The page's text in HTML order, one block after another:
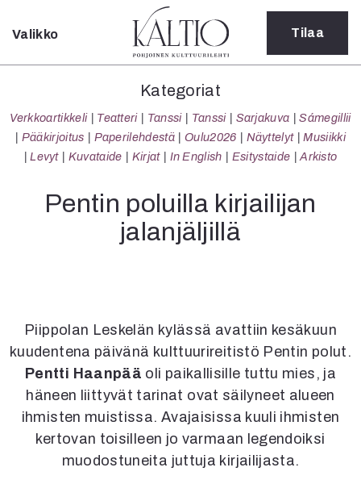
Sulje
Kategoriat
Verkkoartikkeli
Teatteri
Tanssi
Sarjakuva
Sámegillii
Pääkirjoitus
Levyt
Kuvataide
Kirjat
In English
Arkisto
Lehdet
Valikko Tilaa
Kategoriat
Verkkoartikkeli Teatteri Tanssi Tanssi Sarjakuva
Sámegillii
Pääkirjoitus
Paperilehdestä Oulu2026 Näyttelyt
Musiikki
Levyt
Kuvataide Kirjat In English Esitystaide Arkisto
Pentin poluilla kirjailijan
jalanjäljillä
Piippolan Leskelän kylässä avattiin kesäkuun
kuudentena päivänä kulttuurireitistö Pentin polut.
Pentti Haanpää oli paikallisille tuttu mies, ja
häneen liittyvät tarinat ovat säilyneet alueen
ihmisten muistissa. Avajaisissa kuuli ihmisten
kertovan toisilleen jo varmaan legendoiksi
muodostuneita juttuja kirjailijasta.